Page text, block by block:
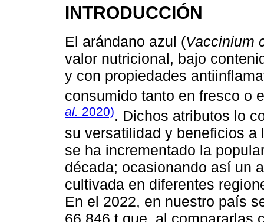
INTRODUCCIÓN
El arándano azul (Vaccinium
valor nutricional, bajo
y con propiedades
consumido tanto en fresco o
al. 2020). Dichos atributos lo
su versatilidad y beneficios
se ha incrementado la
década; ocasionando así un
cultivada en diferentes
En el 2022, en nuestro país
66,846 t que, al compararlas